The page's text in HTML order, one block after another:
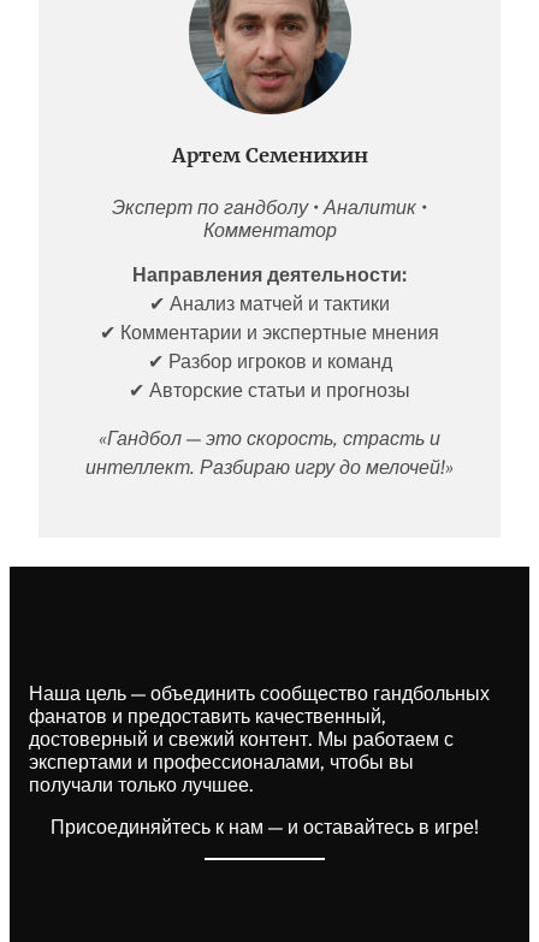
Артем Семенихин
Эксперт по гандболу • Аналитик •
Комментатор
Направления деятельности:
✔ Анализ матчей и тактики
✔ Комментарии и экспертные мнения
✔ Разбор игроков и команд
✔ Авторские статьи и прогнозы
«Гандбол — это скорость, страсть и
интеллект. Разбираю игру до мелочей!»
Наша цель — объединить сообщество гандбольных
фанатов и предоставить качественный,
достоверный и свежий контент. Мы работаем с
экспертами и профессионалами, чтобы вы
получали только лучшее.
Присоединяйтесь к нам — и оставайтесь в игре!